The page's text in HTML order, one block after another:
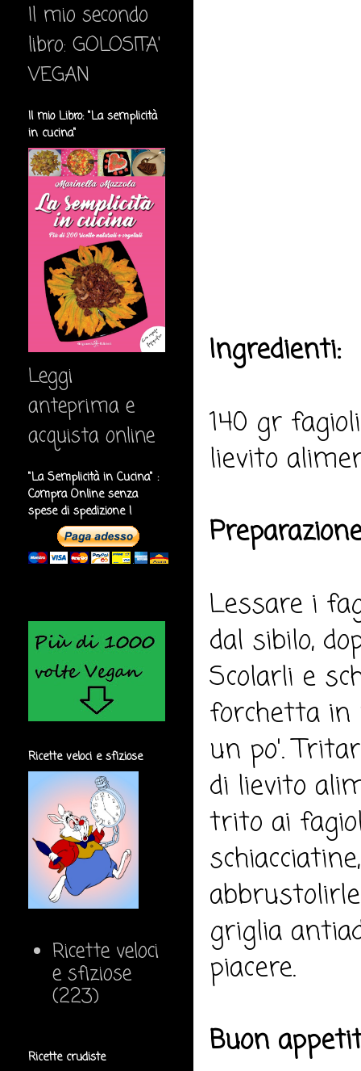
Ingredienti:
140 gr
lievito
Lessare i
dal sibilo,
Scolarli e
forchetta in
un po'.
di lievito
trito ai
griglia
piacere.
Buon
Il mio secondo
libro: GOLOSITA'
VEGAN
Il mio Libro: "La semplicità
in cucina"
Leggi
anteprima e
acquista online
"La Semplicità in Cucina" :
Compra Online senza
spese di spedizione !
Ricette veloci e sfiziose
Ricette veloci
e sfiziose
(223)
Ricette crudiste